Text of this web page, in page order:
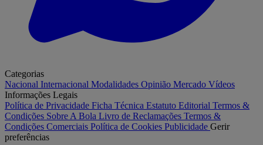
Categorias
Nacional Internacional Modalidades Opinião Mercado Vídeos
Informações Legais
Política de Privacidade Ficha Técnica Estatuto Editorial Termos &
Condições Sobre A Bola Livro de Reclamações Termos &
Condições Comerciais Política de Cookies Publicidade Gerir
preferências